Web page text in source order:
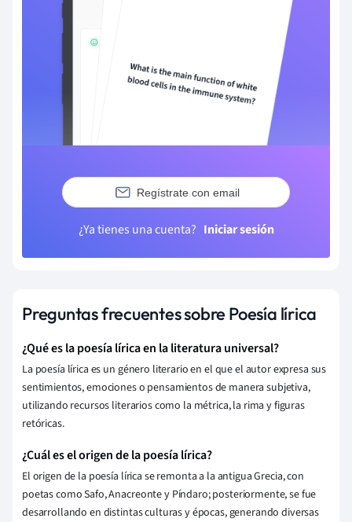
Regístrate con email
¿Ya tienes una cuenta? Iniciar sesión
Preguntas frecuentes sobre Poesía lírica
¿Qué es la poesía lírica en la literatura universal?
La poesía lírica es un género literario en el que el autor expresa sus
sentimientos, emociones o pensamientos de manera subjetiva,
utilizando recursos literarios como la métrica, la rima y figuras
retóricas.
¿Cuál es el origen de la poesía lírica?
El origen de la poesía lírica se remonta a la antigua Grecia, con
poetas como Safo, Anacreonte y Píndaro; posteriormente, se fue
desarrollando en distintas culturas y épocas, generando diversas